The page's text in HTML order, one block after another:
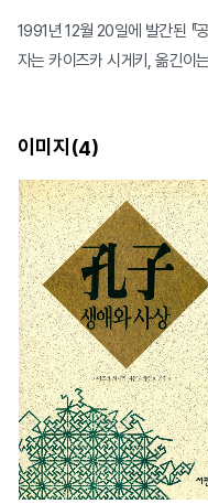
1991년 12월 20일에 발간된 『
자는 카이즈카 시게키, 옮긴이
이미지(4)